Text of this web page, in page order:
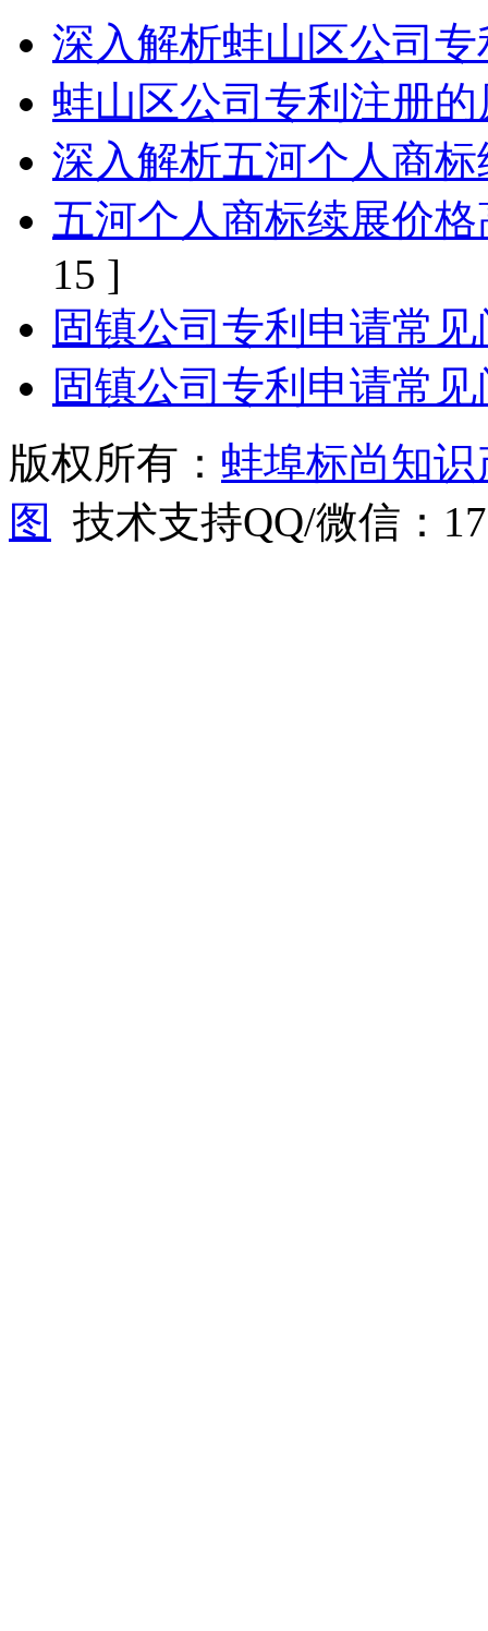
深入解析蚌山区公司
蚌山区公司专利注册
深入解析五河个人商
五河个人商标续展价
15 ]
固镇公司专利申请常
固镇公司专利申请常
版权所有： 蚌埠标尚知
图
技术支持QQ/微信：